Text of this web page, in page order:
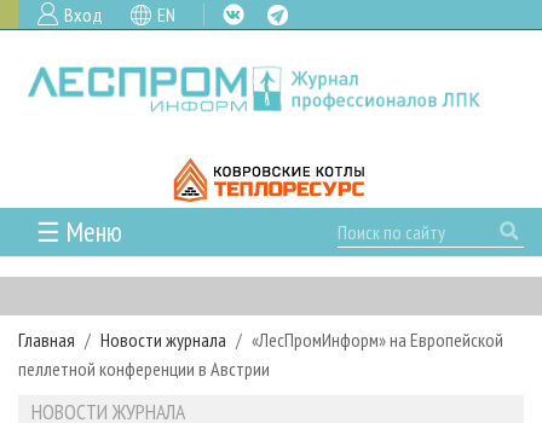
Вход EN
☰ Меню
ГЛАВНАЯ
РУБРИКИ И ТЕМЫ
РУБРИКИ ЖУРНАЛА
НОВОСТИ
ПРОЕКТЫ ЛПИ
Главная Новости журнала
«ЛесПромИнформ» на Европейской
пеллетной конференции в Австрии
НОВОСТИ ЖУРНАЛА